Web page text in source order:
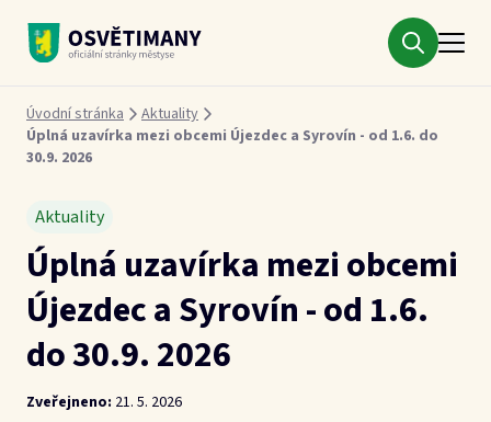
Drobečková navigace
Úvodní stránka
Aktuality
Úplná uzavírka mezi obcemi Újezdec a Syrovín - od 1.6. do
30.9. 2026
Aktuality
Úplná uzavírka mezi obcemi
Újezdec a Syrovín - od 1.6.
do 30.9. 2026
Zveřejneno: 21. 5. 2026